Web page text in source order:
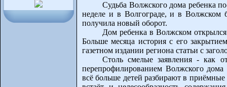
Судьба Волжского дома ребенка
неделе и в Волгограде, и в Волжском
получила новый оборот.
Дом ребенка в Волжском открылся
Больше месяца история с его
газетном издании региона статьи с
Столь смелые заявления - как
перепрофилированием Волжского
всё больше детей разбирают в